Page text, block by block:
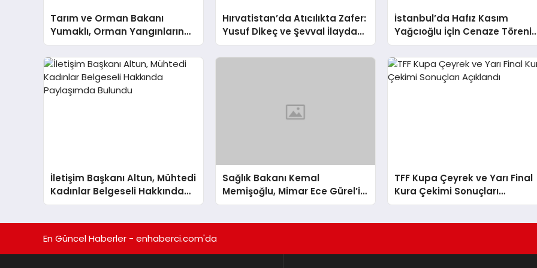
Tarım ve Orman Bakanı
Yumaklı, Orman Yangınlarına
Hazırlık İçin Çalışmaları
Değerlendirdi
Hırvatistan’da Atıcılıkta Zafer:
Yusuf Dikeç ve Şevval İlayda
Tarhan Altın Madalya Kazandı
İstanbul’da Hafız Kasım
Yağcıoğlu İçin Cenaze Töreni
Düzenlendi
İletişim Başkanı Altun, Mühtedi
Kadınlar Belgeseli Hakkında
Paylaşımda Bulundu
Sağlık Bakanı Kemal
Memişoğlu, Mimar Ece Gürel’in
Kaybıyla İlgili Açıklamada
TFF Kupa Çeyrek ve Yarı Final
Kura Çekimi Sonuçları
Açıklandı
En Güncel Haberler - enhaberci.com'da